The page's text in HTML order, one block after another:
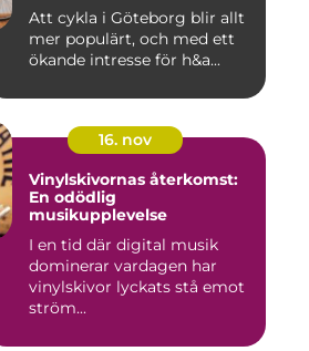
Att cykla i Göteborg blir allt
mer populärt, och med ett
ökande intresse för h&a...
16. nov
Vinylskivornas återkomst:
En odödlig
musikupplevelse
I en tid där digital musik
dominerar vardagen har
vinylskivor lyckats stå emot
ström...